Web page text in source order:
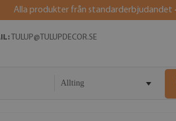
Alla produkter från standarderbjudandet
TULUP@TULUPDECOR.SE
Allting